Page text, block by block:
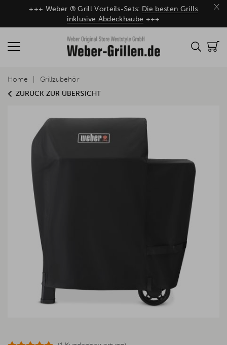
×
+++ Weber ® Grill Vorteils-Sets: Die besten Grills
inklusive Abdeckhaube +++
ZURÜCK ZUR ÜBERSICHT
Home Grillzubehör